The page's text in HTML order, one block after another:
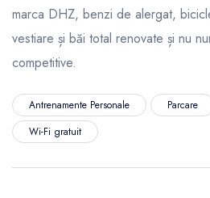
marca DHZ, benzi de alergat,
vestiare și băi total renovate și nu
competitive.
Antrenamente Personale Parcare
Wi-Fi gratuit